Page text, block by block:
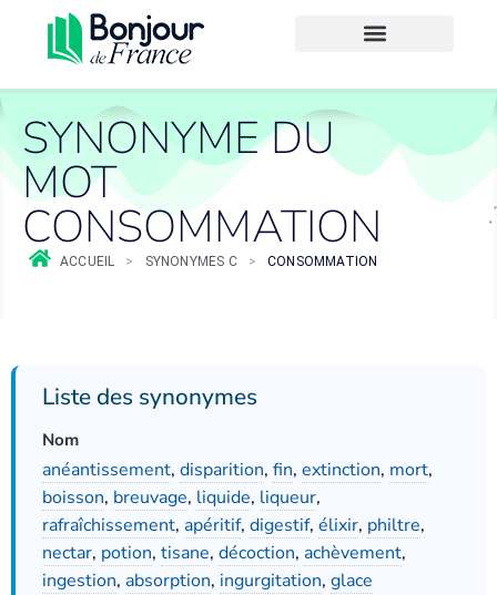
SYNONYME DU
MOT
CONSOMMATION
ACCUEIL > SYNONYMES C > CONSOMMATION
Liste des synonymes
Nom
anéantissement, disparition, fin, extinction, mort,
boisson, breuvage, liquide, liqueur,
rafraîchissement, apéritif, digestif, élixir, philtre,
nectar, potion, tisane, décoction, achèvement,
ingestion, absorption, ingurgitation, glace